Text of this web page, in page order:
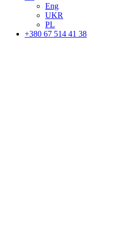
Eng
UKR
PL
+380 67 514 41 38